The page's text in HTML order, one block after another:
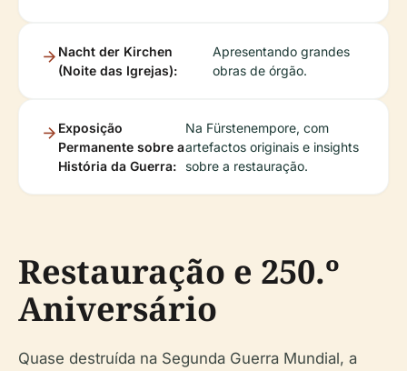
Nacht der Kirchen
(Noite das Igrejas):
Apresentando grandes
obras de órgão.
Exposição
Permanente sobre a
História da Guerra:
Na Fürstenempore, com
artefactos originais e insights
sobre a restauração.
Restauração e 250.º
Aniversário
Quase destruída na Segunda Guerra Mundial, a